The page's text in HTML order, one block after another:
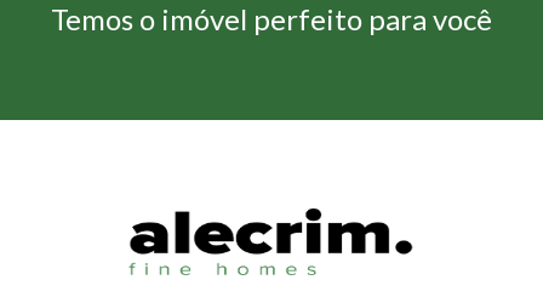
Temos o imóvel perfeito para você